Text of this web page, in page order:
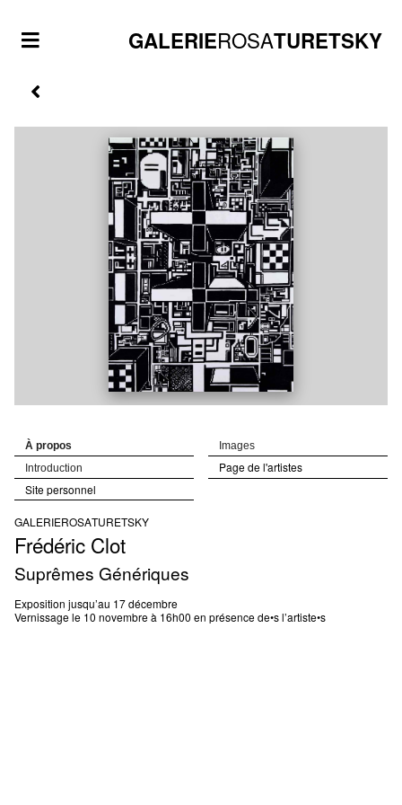
GALERIEROSATURETSKY
GALERIEROSATURETSKY
Frédéric Clot
Suprêmes Génériques
Exposition jusqu’au 17 décembre
Vernissage le 10 novembre à 16h00 en présence de•s l’artiste•s
À propos
Images
Introduction
Page de l'artistes
Site personnel